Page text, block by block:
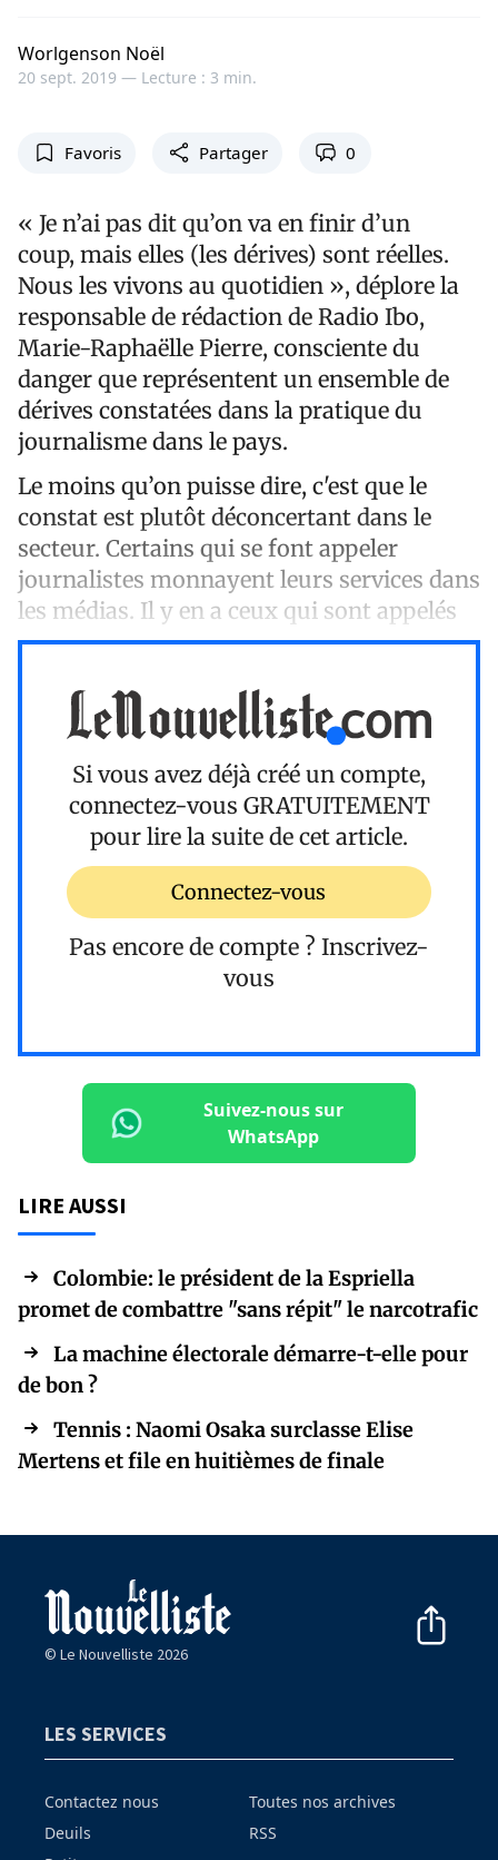
Worlgenson Noël
20 sept. 2019 — Lecture : 3 min.
Favoris Partager 0
« Je n’ai pas dit qu’on va en finir d’un
coup, mais elles (les dérives) sont réelles.
Nous les vivons au quotidien », déplore la
responsable de rédaction de Radio Ibo,
Marie-Raphaëlle Pierre, consciente du
danger que représentent un ensemble de
dérives constatées dans la pratique du
journalisme dans le pays.
Le moins qu’on puisse dire, c'est que le
constat est plutôt déconcertant dans le
secteur. Certains qui se font appeler
journalistes monnayent leurs services dans
les médias. Il y en a ceux qui sont appelés
Si vous avez déjà créé un compte,
connectez-vous GRATUITEMENT
pour lire la suite de cet article.
Connectez-vous
Pas encore de compte ? Inscrivez-
vous
Suivez-nous sur
WhatsApp
LIRE AUSSI
Colombie: le président de la Espriella
promet de combattre "sans répit" le narcotrafic
La machine électorale démarre-t-elle pour
de bon ?
Tennis : Naomi Osaka surclasse Elise
Mertens et file en huitièmes de finale
© Le Nouvelliste 2026
LES SERVICES
Contactez nous
Deuils
Toutes nos archives
RSS